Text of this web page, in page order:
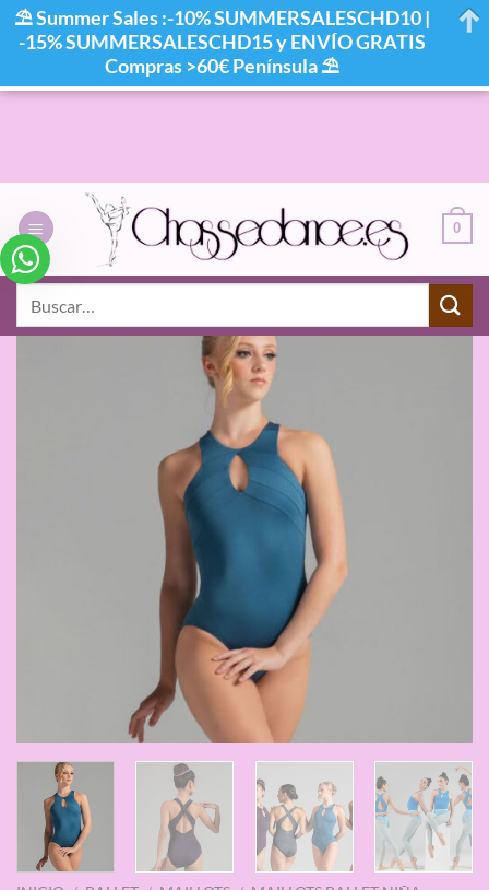
0
⛱ Summer Sales :-10% SUMMERSALESCHD10 |
-15% SUMMERSALESCHD15 y ENVÍO GRATIS
Compras >60€ Península ⛱